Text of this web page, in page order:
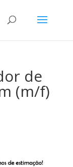
de
(m/f)